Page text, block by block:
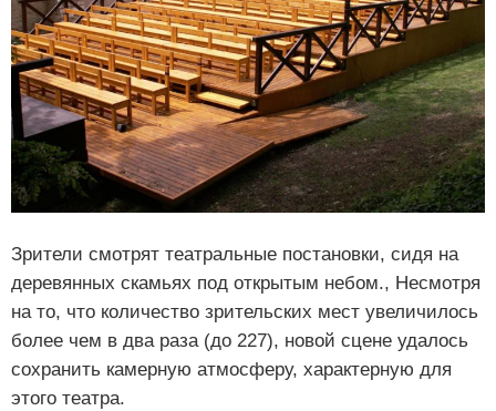
Зрители смотрят театральные постановки, сидя на
деревянных скамьях под открытым небом., Несмотря
на то, что количество зрительских мест увеличилось
более чем в два раза (до 227), новой сцене удалось
сохранить камерную атмосферу, характерную для
этого театра.